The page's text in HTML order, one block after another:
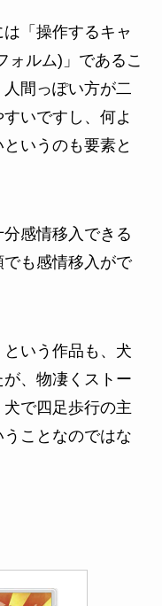
は 「操作するキャ
ルム)」 であるこ
間っぽい方が二
いですし、何よ
いうのも要素と
感情移入できる
も感情移入がで
いう作品も、犬
、物凄くストー
で四足歩行の主
ことなのではな